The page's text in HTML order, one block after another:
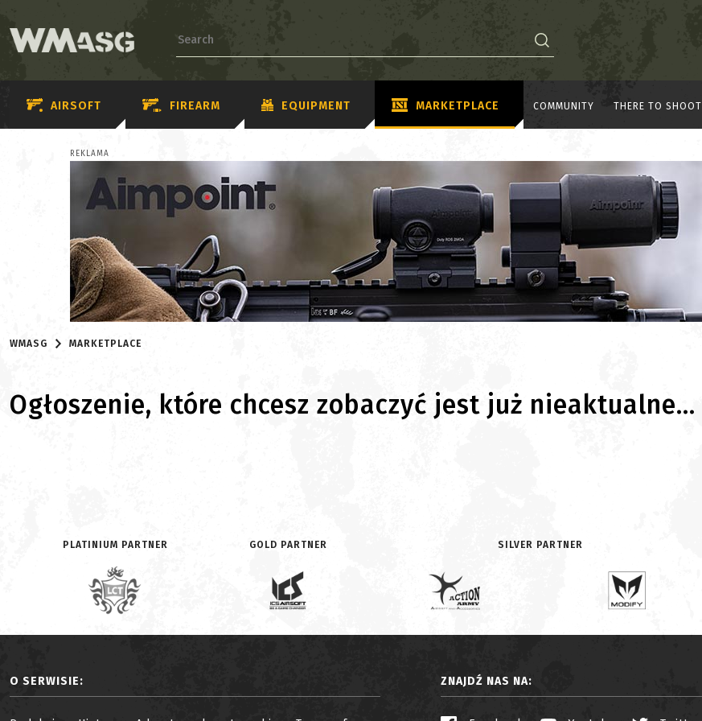
AIRSOFT FIREARM EQUIPMENT MARKETPLACE COMMUNITY THERE TO SHOOT
REKLAMA
WMASG MARKETPLACE
Ogłoszenie, które chcesz zobaczyć jest już nieaktualne...
PLATINIUM PARTNER GOLD PARTNER SILVER PARTNER
O SERWISIE: ZNAJDŹ NAS NA: